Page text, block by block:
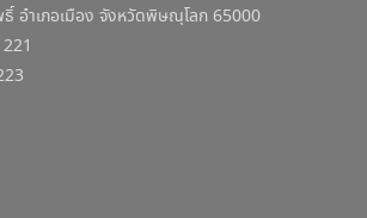
อำเภอเมือง จังหวัดพิษณุโลก 65000